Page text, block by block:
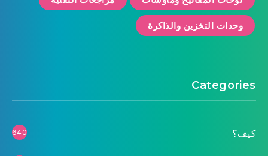
وحدات التخزين والذاكرة
Categories
كيف؟ 640